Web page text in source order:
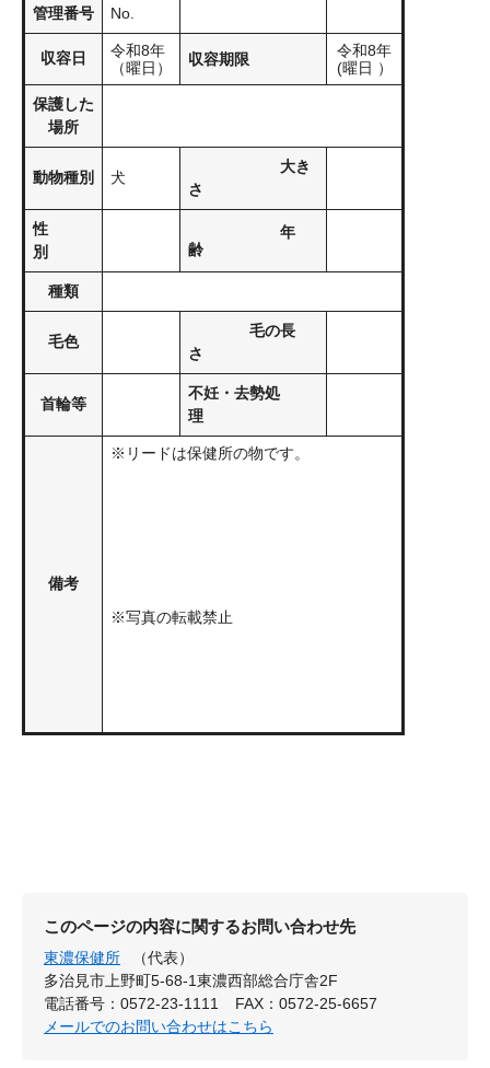
管理番号 No.
収容日
令和8年
（曜日）
収容期限
令和8年
(曜日 ）
保護した
場所
動物種別 犬
大き
さ
性
別
年
齢
種類
毛色
毛の長
さ
首輪等
不妊・去勢処
理
備考
※リードは保健所の物です。
※写真の転載禁止
このページの内容に関するお問い合わせ先
東濃保健所
（代表）
多治見市上野町5-68-1東濃西部総合庁舎2F
電話番号：0572-23-1111
FAX：0572-25-6657
メールでのお問い合わせはこちら